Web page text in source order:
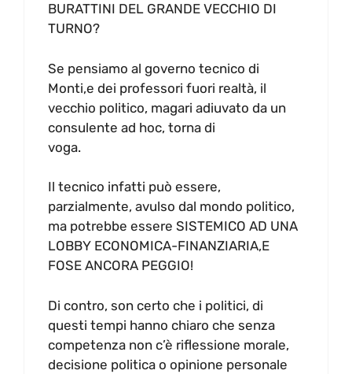
BURATTINI DEL GRANDE VECCHIO DI
TURNO?
Se pensiamo al governo tecnico di
Monti,e dei professori fuori realtà, il
vecchio politico, magari adiuvato da un
consulente ad hoc, torna di
voga.
Il tecnico infatti può essere,
parzialmente, avulso dal mondo politico,
ma potrebbe essere SISTEMICO AD UNA
LOBBY ECONOMICA-FINANZIARIA,E
FOSE ANCORA PEGGIO!
Di contro, son certo che i politici, di
questi tempi hanno chiaro che senza
competenza non c’è riflessione morale,
decisione politica o opinione personale